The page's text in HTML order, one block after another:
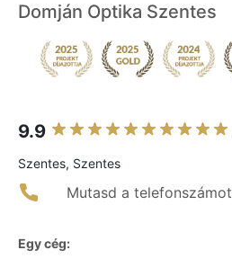
Domján Optika Szentes
9.9
Szentes, Szentes
Mutasd a telefonszámot
Egy cég: